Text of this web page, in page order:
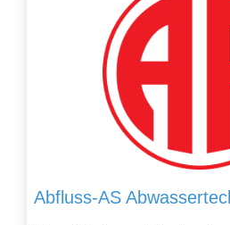
Abfluss-AS